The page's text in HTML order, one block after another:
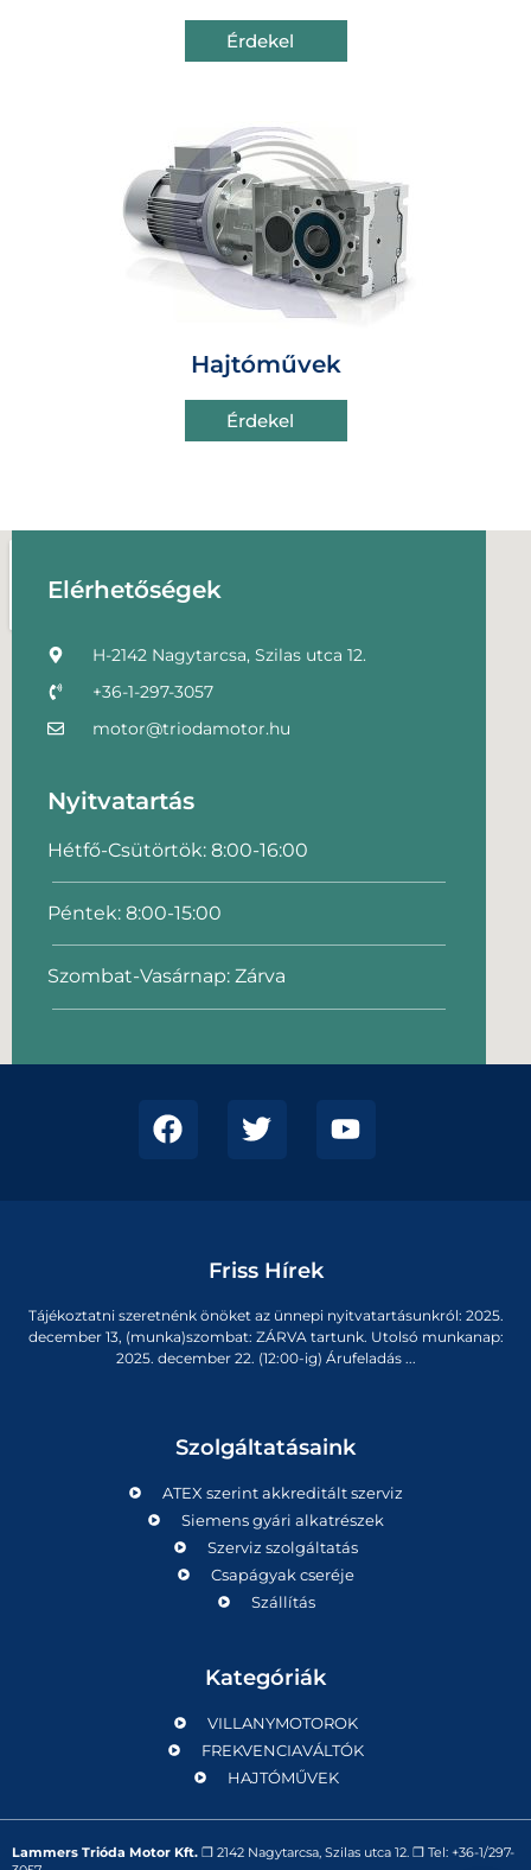
Érdekel
Hajtóművek
Érdekel
Elérhetőségek
H-2142 Nagytarcsa, Szilas utca 12.
+36-1-297-3057
motor@triodamotor.hu
Nyitvatartás
Hétfő-Csütörtök: 8:00-16:00
Péntek: 8:00-15:00
Szombat-Vasárnap: Zárva
Friss Hírek
Tájékoztatni szeretnénk önöket az ünnepi nyitvatartásunkról: 2025.
december 13, (munka)szombat: ZÁRVA tartunk. Utolsó munkanap:
2025. december 22. (12:00-ig) Árufeladás ...
Szolgáltatásaink
ATEX szerint akkreditált szerviz
Siemens gyári alkatrészek
Szerviz szolgáltatás
Csapágyak cseréje
Szállítás
Kategóriák
VILLANYMOTOROK
FREKVENCIAVÁLTÓK
HAJTÓMŰVEK
Lammers Trióda Motor Kft. ❒ 2142 Nagytarcsa, Szilas utca 12. ❒ Tel: +36-1/297-